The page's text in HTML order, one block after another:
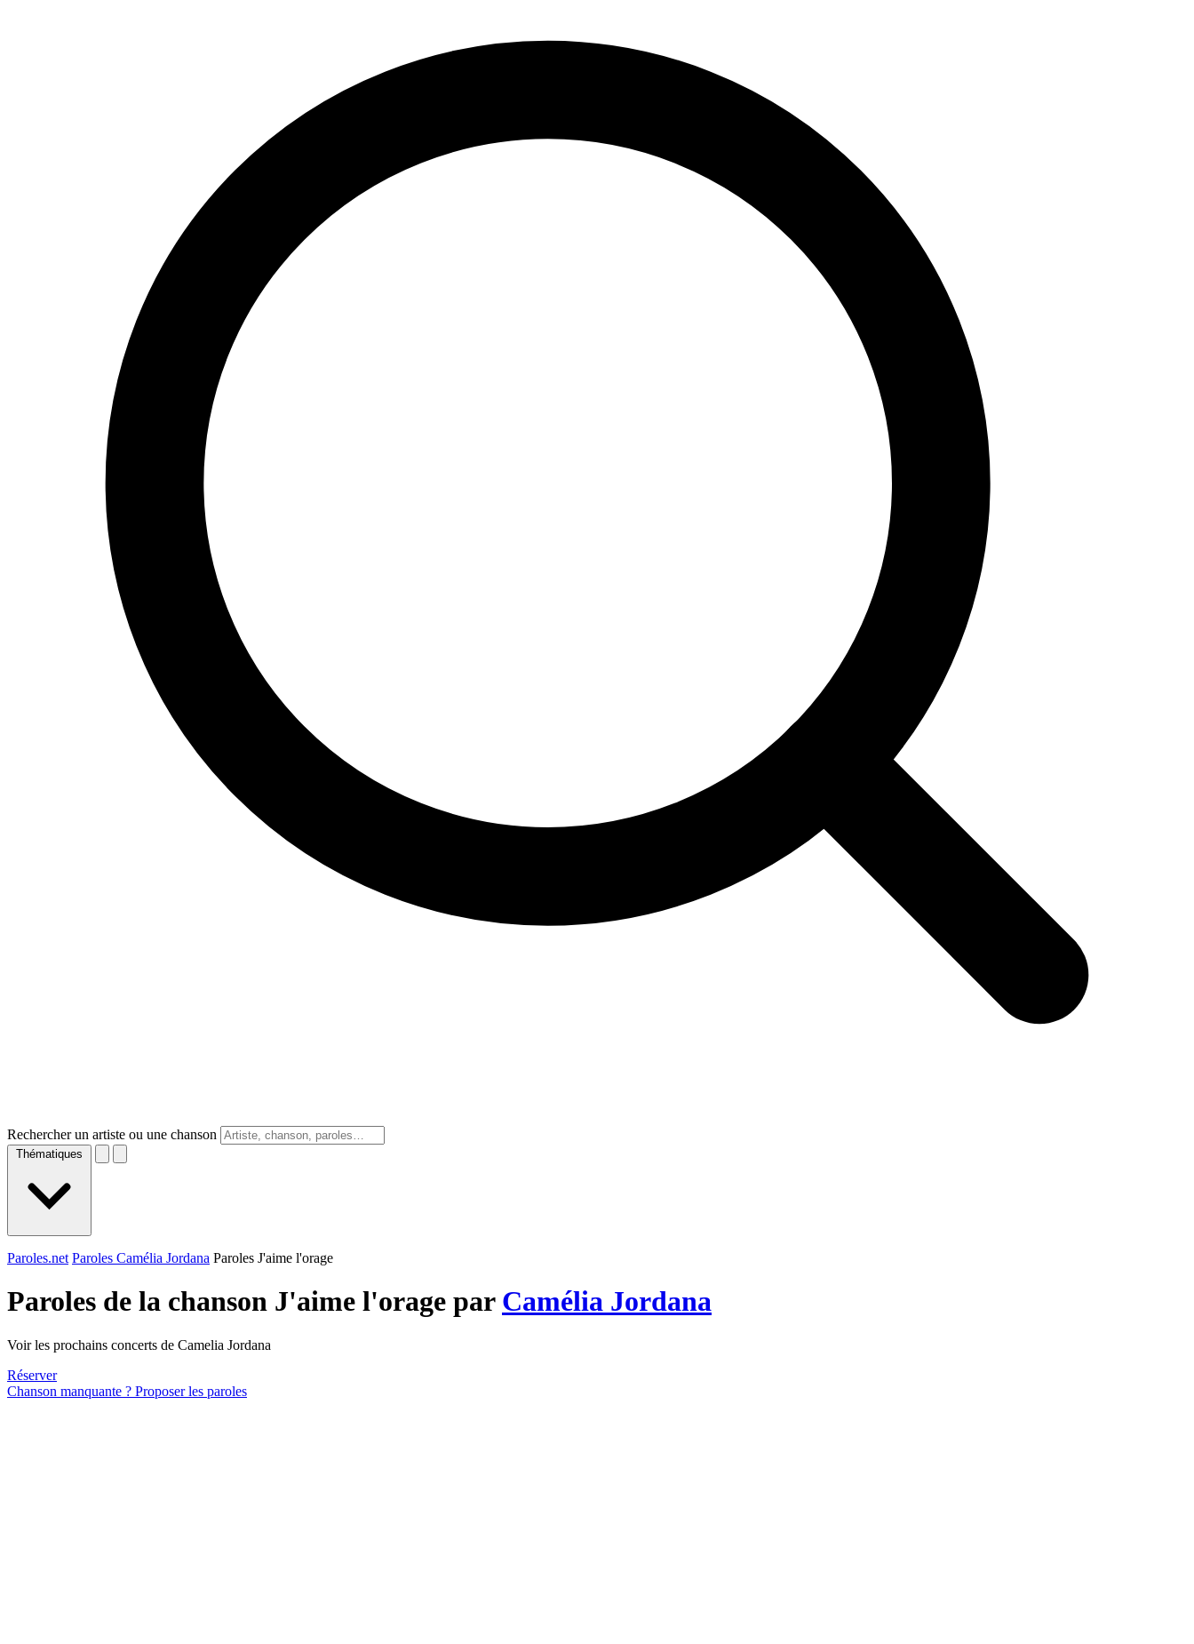
Rechercher un artiste ou une chanson
Thématiques
Paroles.net Paroles Camélia Jordana Paroles J'aime l'orage
Paroles de la chanson J'aime l'orage par Camélia Jordana
Voir les prochains concerts de Camelia Jordana
Réserver
Chanson manquante ? Proposer les paroles